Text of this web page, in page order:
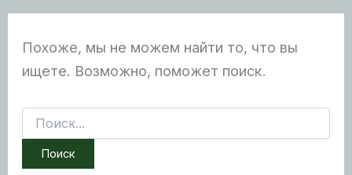
Похоже, мы не можем найти то, что вы
ищете. Возможно, поможет поиск.
Поиск: